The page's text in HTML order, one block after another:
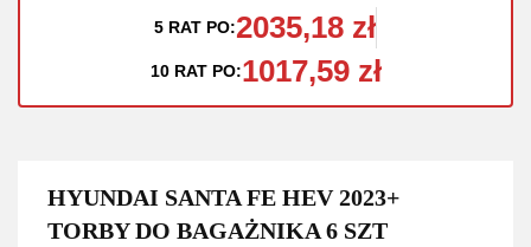
5 RAT PO:2035,18 zł
10 RAT PO:1017,59 zł
HYUNDAI SANTA FE HEV 2023+
TORBY DO BAGAŻNIKA 6 SZT